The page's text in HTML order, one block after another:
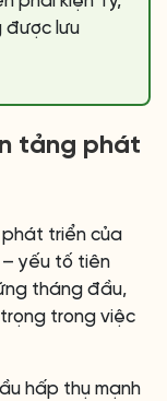
được lưu
tảng phát
phát triển của
– yếu tố tiên
tháng đầu,
trong việc
hấp thụ mạnh